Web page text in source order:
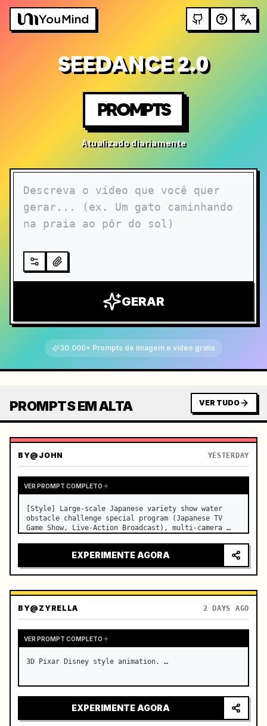
SEEDANCE 2.0
PROMPTS
Atualizado diariamente
GERAR
30.000+ Prompts de imagem e vídeo grátis
PROMPTS EM ALTA VER TUDO
BY@JOHN YESTERDAY
VER PROMPT COMPLETO
[Style] Large-scale Japanese variety show water
obstacle challenge special program (Japanese TV
Game Show, Live-Action Broadcast), multi-camera
high-saturation summer colors, real-time throughout
without slow…EXPERIMENTE AGORA
BY@ZYRELLA 2 DAYS AGO
VER PROMPT COMPLETO
3D Pixar Disney style animation. …
EXPERIMENTE AGORA